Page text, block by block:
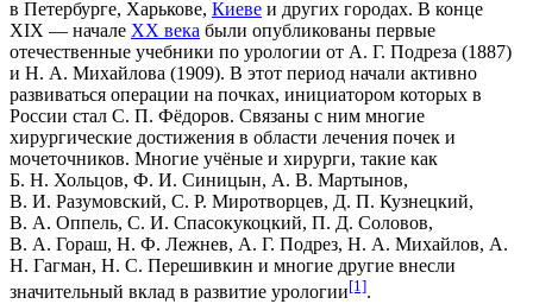
в Петербурге, Харькове, Киеве и других городах. В конце
XIX — начале XX века были опубликованы первые
отечественные учебники по урологии от А. Г. Подреза (1887)
и Н. А. Михайлова (1909). В этот период начали активно
развиваться операции на почках, инициатором которых в
России стал С. П. Фёдоров. Связаны с ним многие
хирургические достижения в области лечения почек и
мочеточников. Многие учёные и хирурги, такие как
Б. Н. Хольцов, Ф. И. Синицын, А. В. Мартынов,
В. И. Разумовский, С. Р. Миротворцев, Д. П. Кузнецкий,
В. А. Оппель, С. И. Спасокукоцкий, П. Д. Соловов,
В. А. Гораш, Н. Ф. Лежнев, А. Г. Подрез, Н. А. Михайлов, A.
Н. Гагман, Н. С. Перешивкин и многие другие внесли
значительный вклад в развитие урологии[1].